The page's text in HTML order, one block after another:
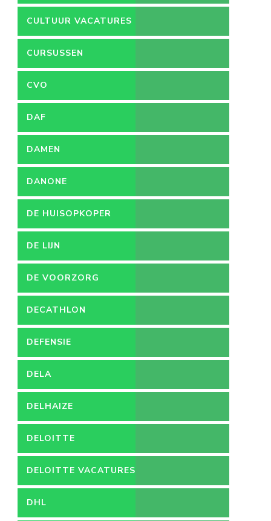
VACATURES
CULTUUR VACATURES
CURSUSSEN
CVO
DAF
DAMEN
DANONE
DE HUISOPKOPER
DE LIJN
DE VOORZORG
DECATHLON
DEFENSIE
DELA
DELHAIZE
DELOITTE
DELOITTE VACATURES
DHL